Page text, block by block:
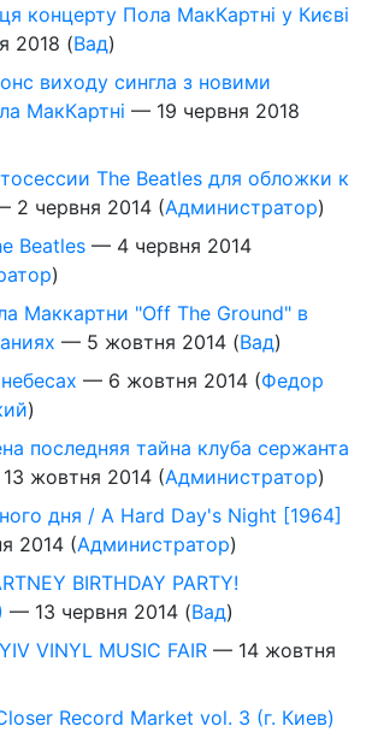
концерту Пола МакКартні у Києві
2018 (Вад)
виходу сингла з новими
МакКартні — 19 червня 2018
The Beatles для обложки к
2 червня 2014 (Администратор)
Beatles — 4 червня 2014
)
Маккартни "Off The Ground" в
— 5 жовтня 2014 (Вад)
— 6 жовтня 2014 (Федор
)
последняя тайна клуба сержанта
13 жовтня 2014 (Администратор)
дня / A Hard Day's Night [1964]
2014 (Администратор)
BIRTHDAY PARTY!
— 13 червня 2014 (Вад)
VINYL MUSIC FAIR — 14 жовтня
Record Market vol. 3 (г. Киев)